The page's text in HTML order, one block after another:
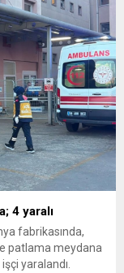
İstanbul’da...
4 yaralı
fabrikasında,
patlama meydana
yaralandı.